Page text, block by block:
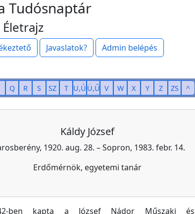
Tudósnaptár
Életrajz
Javaslatok? Admin belépés
Q R S SZ T U,Ú Ü,Ű V W X Y Z ZS ^
Káldy József
1920. aug. 28. – Sopron, 1983. febr. 14.
Erdőmérnök, egyetemi tanár
ben kapta a József Nádor Műszaki és